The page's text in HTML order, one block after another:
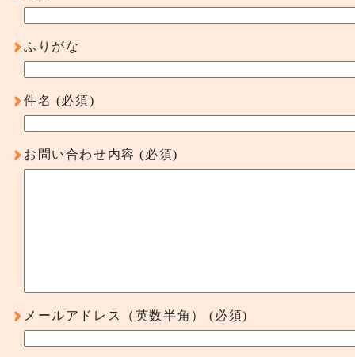
ふりがな
件名 (必須)
お問い合わせ内容 (必須)
メールアドレス（英数半角） (必須)